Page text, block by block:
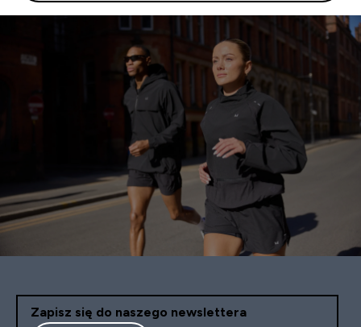
Zapisz się do naszego newslettera